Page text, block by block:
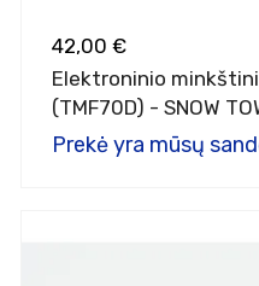
42,00 €
Elektroninio
(TMF70D) - SNOW
Prekė yra mūsų